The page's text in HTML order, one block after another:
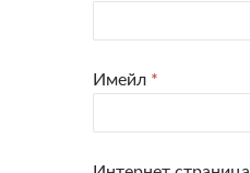
Имейл *